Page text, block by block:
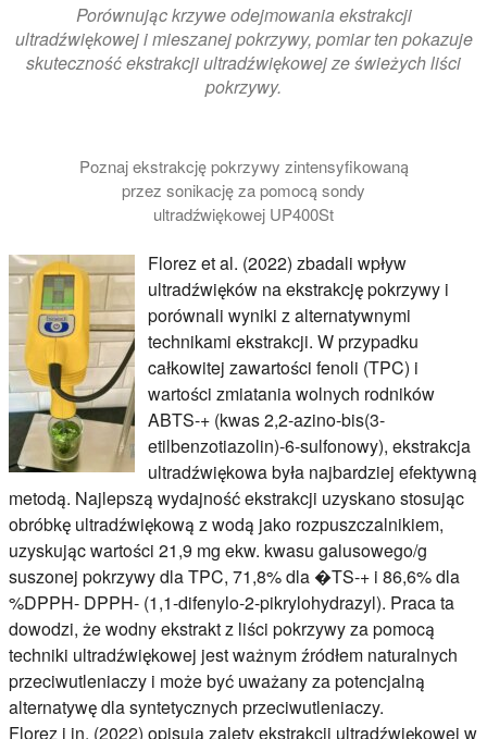
Porównując krzywe odejmowania ekstrakcji
ultradźwiękowej i mieszanej pokrzywy, pomiar ten pokazuje
skuteczność ekstrakcji ultradźwiękowej ze świeżych liści
pokrzywy.
Poznaj ekstrakcję pokrzywy zintensyfikowaną
przez sonikację za pomocą sondy
ultradźwiękowej UP400St
Florez et al. (2022) zbadali wpływ
ultradźwięków na ekstrakcję pokrzywy i
porównali wyniki z alternatywnymi
technikami ekstrakcji. W przypadku
całkowitej zawartości fenoli (TPC) i
wartości zmiatania wolnych rodników
ABTS-+ (kwas 2,2-azino-bis(3-
etilbenzotiazolin)-6-sulfonowy), ekstrakcja
ultradźwiękowa była najbardziej efektywną
metodą. Najlepszą wydajność ekstrakcji uzyskano stosując
obróbkę ultradźwiękową z wodą jako rozpuszczalnikiem,
uzyskując wartości 21,9 mg ekw. kwasu galusowego/g
suszonej pokrzywy dla TPC, 71,8% dla �TS-+ i 86,6% dla
%DPPH- DPPH- (1,1-difenylo-2-pikrylohydrazyl). Praca ta
dowodzi, że wodny ekstrakt z liści pokrzywy za pomocą
techniki ultradźwiękowej jest ważnym źródłem naturalnych
przeciwutleniaczy i może być uważany za potencjalną
alternatywę dla syntetycznych przeciwutleniaczy.
Florez i in. (2022) opisują zalety ekstrakcji ultradźwiękowej w